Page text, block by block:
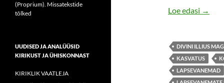
Loe edasi →
DIVINI ILLIUS
KASVATUS
LAPSEVANEMAD
(Proprium). Missatekstide
tõlked
UUDISED JA ANALÜÜSID
KIRIKUST JA ÜHISKONNAST
KIRIKLIK VAATLEJA